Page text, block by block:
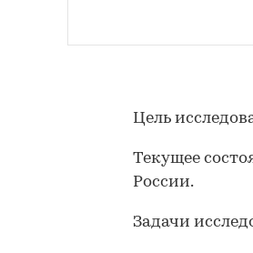
Цель
Текущее
России.
Задачи